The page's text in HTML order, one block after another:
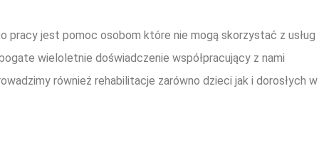
jest pomoc osobom które nie mogą skorzystać z usług
wieloletnie doświadczenie współpracujący z nami
również rehabilitacje zarówno dzieci jak i dorosłych w